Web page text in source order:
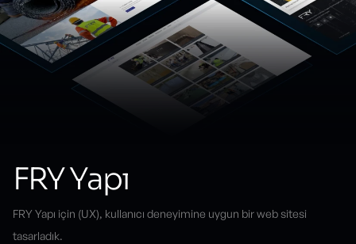
FRY Yapı
FRY Yapı için (UX), kullanıcı deneyimine uygun bir web sitesi
tasarladık.